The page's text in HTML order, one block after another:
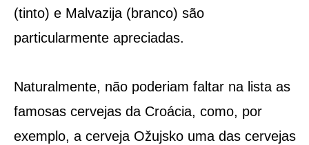
(tinto) e Malvazija (branco) são
particularmente apreciadas.
Naturalmente, não poderiam faltar na lista as
famosas cervejas da Croácia, como, por
exemplo, a cerveja Ožujsko uma das cervejas